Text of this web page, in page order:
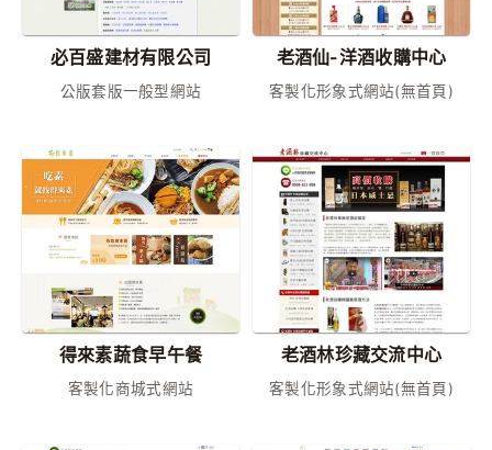
必百盛建材有限公司
公版套版一般型網站
老酒仙-洋酒收購中心
客製化形象式網站(無首頁)
得來素蔬食早午餐
客製化商城式網站
老酒林珍藏交流中心
客製化形象式網站(無首頁)